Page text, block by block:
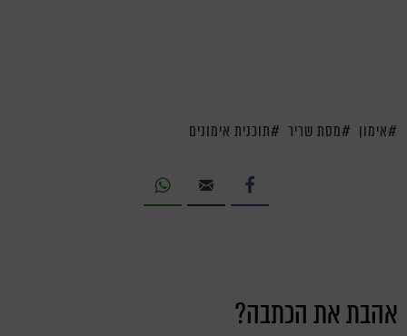
אימון מסת שריר תוכנית אימונים
אהבת את הכתבה?